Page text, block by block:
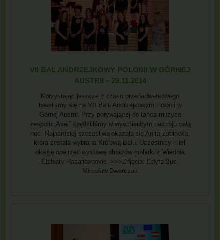
VII BAL ANDRZEJKOWY POLONII W GÓRNEJ
AUSTRII – 29.11.2014
Korzystając jeszcze z czasu przedadwentowego
bawiliśmy się na VII Balu Andrzejkowym Polonii w
Górnej Austrii. Przy porywającej do tańca muzyce
zespołu „Axel” spędziliśmy w wyśmienitym nastroju całą
noc. Najbardziej szczęśliwą okazała się Anita Zabłocka,
która została wybrana Królową Balu. Uczestnicy mieli
okazję obejrzeć wystawę obrazów malarki z Wiednia
Elżbiety Hasanbegovic. >>>Zdjęcia: Edyta Buc,
Mirosław Dworczak